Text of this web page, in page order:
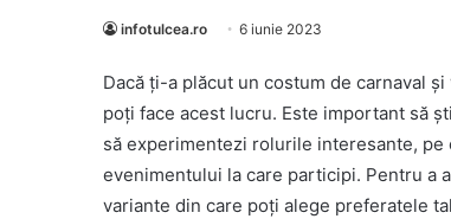
infotulcea.ro 6 iunie 2023
Dacӑ ți-a plӑcut un costum de carnaval
poți face acest lucru. Este important sӑ
sӑ experimentezi rolurile interesante,
evenimentului la care participi. Pentru a
variante din care poți alege preferatele